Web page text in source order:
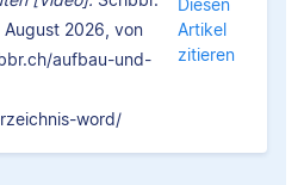
2026, von
aufbau-und-
word/
Diesen
Artikel
zitieren